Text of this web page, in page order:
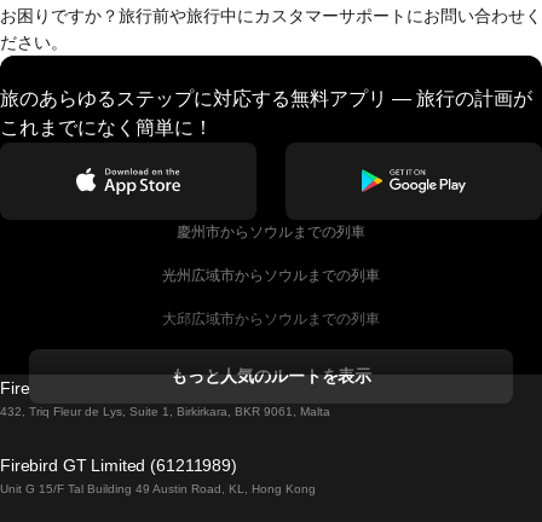
お困りですか？旅行前や旅行中にカスタマーサポートにお問い合わせく
ださい。
旅のあらゆるステップに対応する無料アプリ — 旅行の計画が
これまでになく簡単に！
慶州市からソウルまでの列車
光州広域市からソウルまでの列車
大邱広域市からソウルまでの列車
ダブリンからゴールウェイまでの列車
ローマからナポリまでの列車
もっと人気のルートを表示
Firebird GT Limited (OC 1451)
432, Triq Fleur de Lys, Suite 1, Birkirkara, BKR 9061, Malta
Firebird GT Limited (61211989)
Unit G 15/F Tal Building 49 Austin Road, KL, Hong Kong